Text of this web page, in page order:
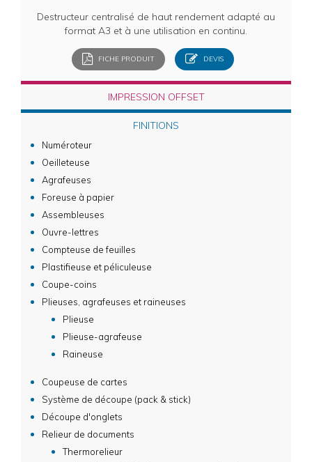
Destructeur centralisé de haut rendement adapté au
format A3 et à une utilisation en continu.
FICHE PRODUIT DEVIS
IMPRESSION OFFSET
FINITIONS
Numéroteur
Oeilleteuse
Agrafeuses
Foreuse à papier
Assembleuses
Ouvre-lettres
Compteuse de feuilles
Plastifieuse et péliculeuse
Coupe-coins
Plieuses, agrafeuses et raineuses
Plieuse
Plieuse-agrafeuse
Raineuse
Coupeuse de cartes
Système de découpe (pack & stick)
Découpe d'onglets
Relieur de documents
Thermorelieur